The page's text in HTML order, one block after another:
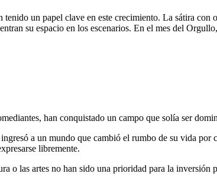
un papel clave en este crecimiento. La sátira con
su espacio en los escenarios. En el mes del
han conquistado un campo que solía ser
a un mundo que cambió el rumbo de su vida
libremente.
o las artes no han sido una prioridad para la